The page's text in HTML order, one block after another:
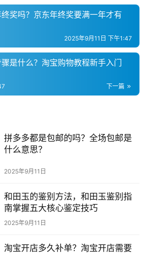
奖吗？京东年终奖要满一年才有
2025年9月11日 下午1:47
是什么？淘宝购物教程新手入门
下一篇
拼多多都是包邮的吗？全场包邮是
什么意思？
2025年9月11日
和田玉的鉴别方法，和田玉鉴别指
南掌握五大核心鉴定技巧
2025年9月11日
淘宝开店多久补单？淘宝开店需要